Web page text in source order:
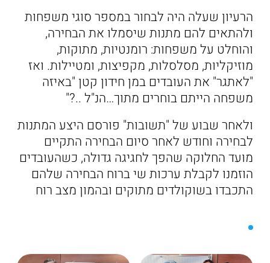
הרעיון שעלה היה לבחור במספר סוגי משפחות
ולהתאים להם מתנות שיסמלו את הבחירה,
והוחלט על משפחות: רומנטיות, מתוקות,
מוזיקליות, מסלסלות, מקפיצות, ומטיילות. ואז
"לאתגר" את העובדים במן חידון קטן "באיזה
משפחה הייתם בוחרים מתוך…הנ"ל ..?"
ולאחר שבוע של "תשובות" פורסם היצע המתנות
לבחירה וחודש לאחר סיום הבחירה התקיים
מועד החלוקה שהפך לחגיגה גדולה, כשהעובדים
הוזמנו לקבלת ערכות שי ברוח הבחירה שלהם
התכבדו בשוקולדים מתוקים ובהמון מצב רוח